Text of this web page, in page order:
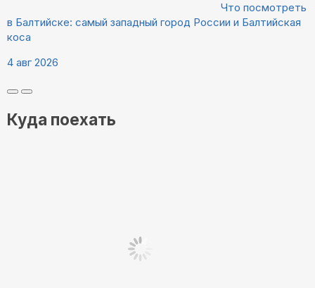
Что посмотреть
в Балтийске: самый западный город России и Балтийская
коса
4 авг 2026
Куда поехать